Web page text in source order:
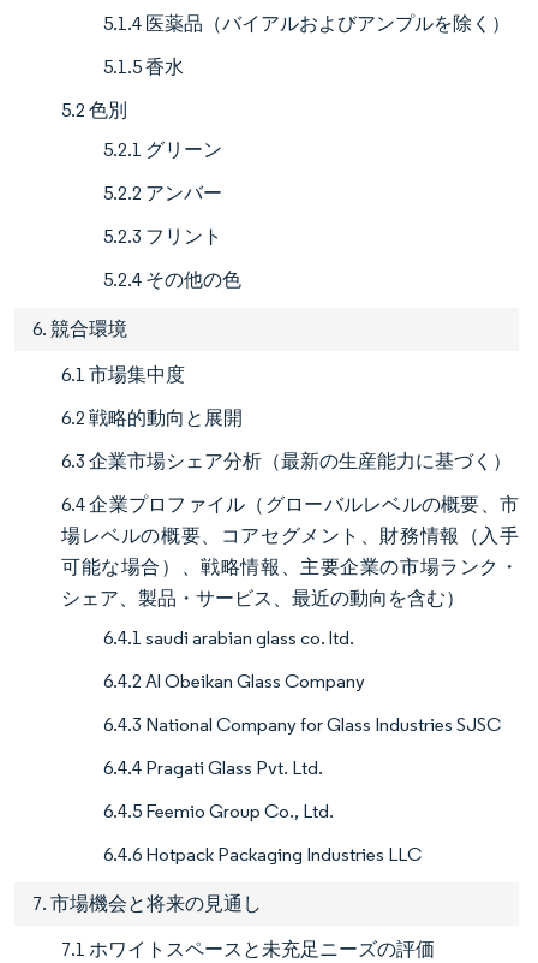
5.1.4 医薬品（バイアルおよびアンプルを除く）
5.1.5 香水
5.2 色別
5.2.1 グリーン
5.2.2 アンバー
5.2.3 フリント
5.2.4 その他の色
6. 競合環境
6.1 市場集中度
6.2 戦略的動向と展開
6.3 企業市場シェア分析（最新の生産能力に基づく）
6.4 企業プロファイル（グローバルレベルの概要、市
場レベルの概要、コアセグメント、財務情報（入手
可能な場合）、戦略情報、主要企業の市場ランク・
シェア、製品・サービス、最近の動向を含む）
6.4.1 saudi arabian glass co. ltd.
6.4.2 Al Obeikan Glass Company
6.4.3 National Company for Glass Industries SJSC
6.4.4 Pragati Glass Pvt. Ltd.
6.4.5 Feemio Group Co., Ltd.
6.4.6 Hotpack Packaging Industries LLC
7. 市場機会と将来の見通し
7.1 ホワイトスペースと未充足ニーズの評価